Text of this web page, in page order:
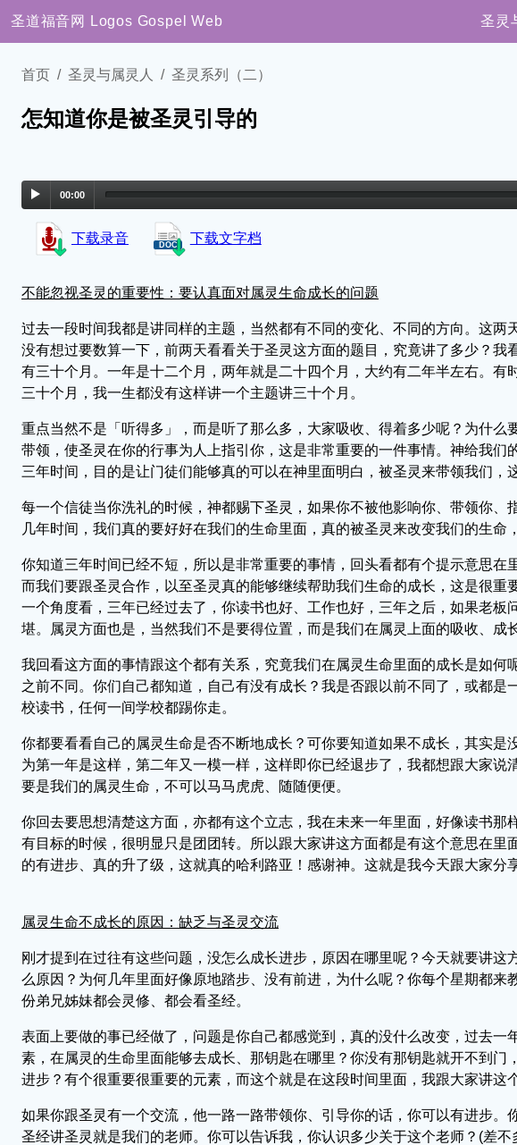
圣道福音网 Logos Gospel Web 圣灵
首页 圣灵与属灵人 圣灵系列（二）
怎知道你是被圣灵引导的
00:00
下载录音 下载文字档
不能忽视圣灵的重要性：要认真面对属灵生命成长的问题
过去一段时间我都是讲同样的主题，当然都有不同的变化、不同的方向。这
没有想过要数算一下，前两天看看关于圣灵这方面的题目，究竟讲了多少？
有三十个月。一年是十二个月，两年就是二十四个月，大约有二年半左右。
三十个月，我一生都没有这样讲一个主题讲三十个月。
重点当然不是「听得多」，而是听了那么多，大家吸收、得着多少呢？为什
带领，使圣灵在你的行事为人上指引你，这是非常重要的一件事情。神给我
三年时间，目的是让门徒们能够真的可以在神里面明白，被圣灵来带领我们，
每一个信徒当你洗礼的时候，神都赐下圣灵，如果你不被他影响你、带领你
几年时间，我们真的要好好在我们的生命里面，真的被圣灵来改变我们的生命
你知道三年时间已经不短，所以是非常重要的事情，回头看都有个提示意思在
而我们要跟圣灵合作，以至圣灵真的能够继续帮助我们生命的成长，这是很
一个角度看，三年已经过去了，你读书也好、工作也好，三年之后，如果老
堪。属灵方面也是，当然我们不是要得位置，而是我们在属灵上面的吸收、成
我回看这方面的事情跟这个都有关系，究竟我们在属灵生命里面的成长是如
之前不同。你们自己都知道，自己有没有成长？我是否跟以前不同了，或都
校读书，任何一间学校都踢你走。
你都要看看自己的属灵生命是否不断地成长？可你要知道如果不成长，其实
为第一年是这样，第二年又一模一样，这样即你已经退步了，我都想跟大家
要是我们的属灵生命，不可以马马虎虎、随随便便。
你回去要思想清楚这方面，亦都有这个立志，我在未来一年里面，好像读书
有目标的时候，很明显只是团团转。所以跟大家讲这方面都是有这个意思在
的有进步、真的升了级，这就真的哈利路亚！感谢神。这就是我今天跟大家分
属灵生命不成长的原因：缺乏与圣灵交流
刚才提到在过往有这些问题，没怎么成长进步，原因在哪里呢？今天就要讲
么原因？为何几年里面好像原地踏步、没有前进，为什么呢？你每个星期都
份弟兄姊妹都会灵修、都会看圣经。
表面上要做的事已经做了，问题是你自己都感觉到，真的没什么改变，过去
素，在属灵的生命里面能够去成长、那钥匙在哪里？你没有那钥匙就开不到
进步？有个很重要很重要的元素，而这个就是在这段时间里面，我跟大家讲这
如果你跟圣灵有一个交流，他一路一路带领你、引导你的话，你可以有进步
圣经讲圣灵就是我们的老师。你可以告诉我，你认识多少关于这个老师？(差